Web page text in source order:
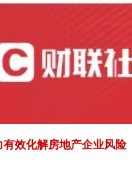
效化解房地产企业风险